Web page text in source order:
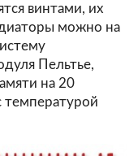
винтами, их
можно на
Пельтье,
на 20
температурой